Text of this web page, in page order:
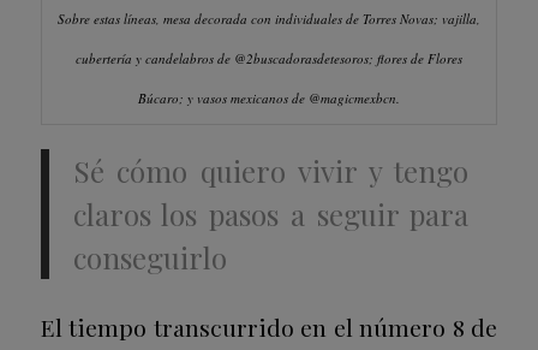
Sobre estas líneas, mesa decorada con individuales de Torres Novas; vajilla,
cubertería y candelabros de @2buscadorasdetesoros; flores de Flores
Búcaro; y vasos mexicanos de @magicmexbcn.
Sé cómo quiero vivir y tengo
claros los pasos a seguir para
conseguirlo
El tiempo transcurrido en el número 8 de